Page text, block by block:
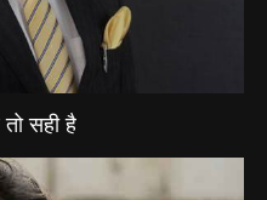
तो सही है